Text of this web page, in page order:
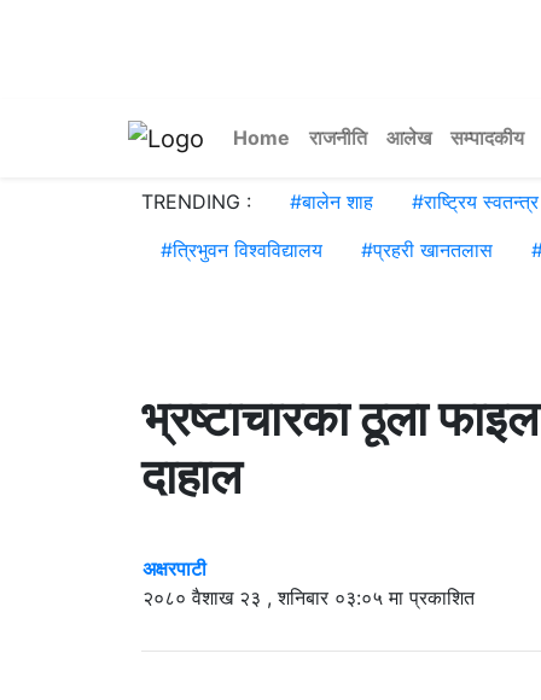
Home राजनीति आलेख सम्पादकीय
TRENDING : #बालेन शाह #राष्ट्रिय स्वतन्त्र
#त्रिभुवन विश्वविद्यालय #प्रहरी खानतलास
भ्रष्टाचारका ठूला
दाहाल
अक्षरपाटी
२०८० वैशाख २३ , शनिबार ०३:०५ मा प्रकाशित